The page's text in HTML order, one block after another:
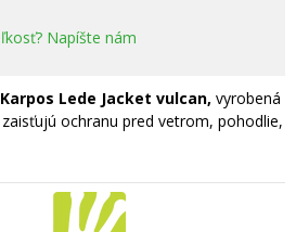
Napíšte nám
Lede Jacket vulcan, vyrobená
ochranu pred vetrom, pohodlie,